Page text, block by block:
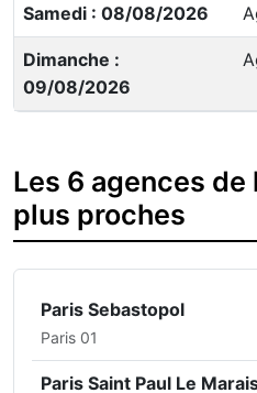
Samedi : 08/08/2026
Dimanche :
09/08/2026
Les 6 agences de
plus proches
Paris Sebastopol
Paris 01
Paris Saint Paul Le